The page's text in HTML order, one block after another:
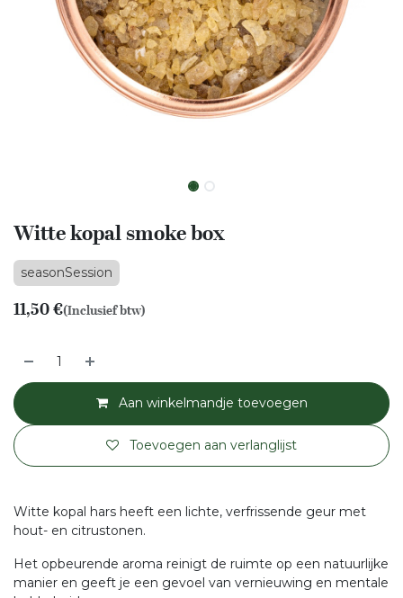
Witte kopal smoke box
seasonSession
11,50€(Inclusief btw)
Aan winkelmandje toevoegen
Toevoegen aan verlanglijst
Witte kopal hars heeft een lichte, verfrissende geur met
hout- en citrustonen.
Het opbeurende aroma reinigt de ruimte op een natuurlijke
manier en geeft je een gevoel van vernieuwing en mentale